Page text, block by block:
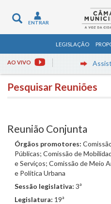
Toggle
navigation
ENTRAR
LEGISLAÇÃO
AO VIVO Assista
Pesquisar Reuniões
Reunião Conjunta
Órgãos promotores:
Públicas; Comissão de
e Serviços; Comissão de Meio
e Política Urbana
Sessão legislativa: 3ª
Legislatura: 19ª